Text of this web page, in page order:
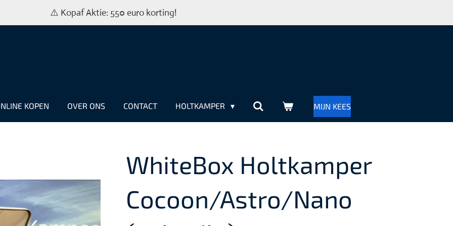
⚠️ Kopaf Aktie: 550 euro korting!
KOPEN OVER ONS CONTACT HOLTKAMPER MIJN KEES
WhiteBox Holtkamper
Cocoon/Astro/Nano